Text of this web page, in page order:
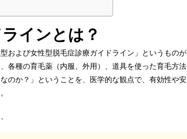
インとは？
および女性型脱毛症診療ガイドライン」というものが
各種の育毛薬（内服、外用）、道具を使った育毛方法
のか？」ということを、医学的な観点で、有効性や安